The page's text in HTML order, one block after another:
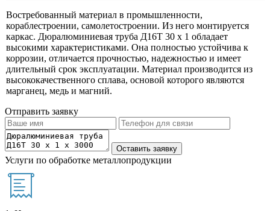
Востребованный материал в промышленности,
кораблестроении, самолетостроении. Из него монтируется
каркас. Дюралюминиевая труба Д16Т 30 х 1 обладает
высокими характеристиками. Она полностью устойчива к
коррозии, отличается прочностью, надежностью и имеет
длительный срок эксплуатации. Материал производится из
высококачественного сплава, основой которого являются
марганец, медь и магний.
Отправить заявку
Услуги по обработке металлопродукции